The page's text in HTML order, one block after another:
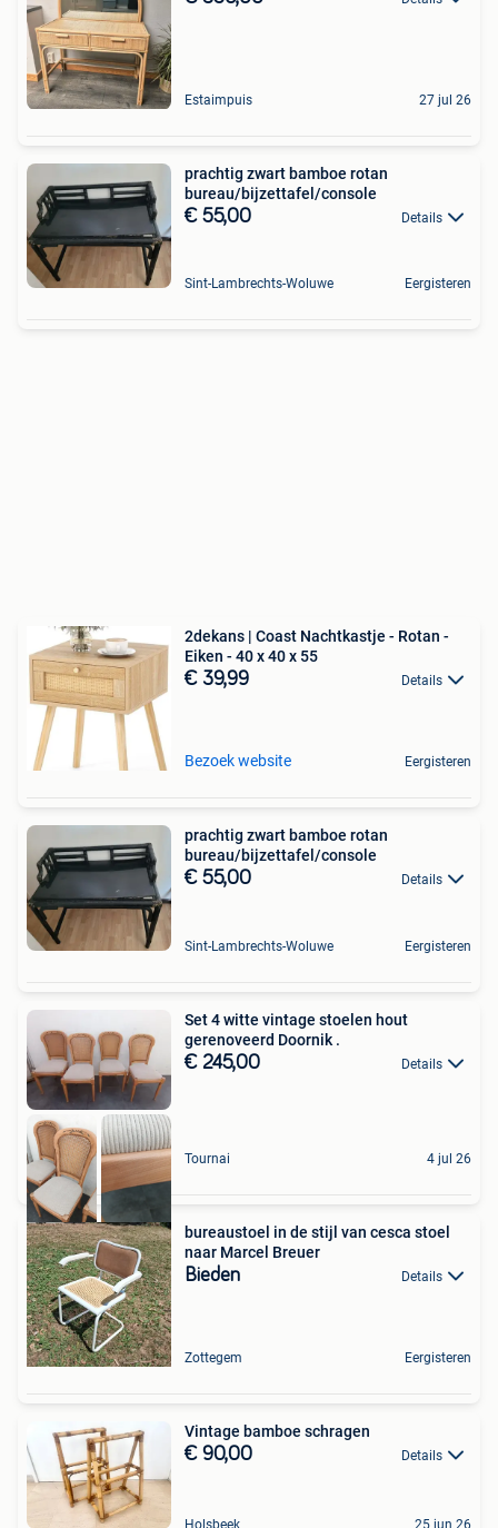
Estaimpuis 27 jul 26
prachtig zwart bamboe rotan
bureau/bijzettafel/console
€ 55,00 Details
Sint-Lambrechts-Woluwe Eergisteren
2dekans | Coast Nachtkastje - Rotan -
Eiken - 40 x 40 x 55
€ 39,99 Details
Bezoek website Eergisteren
prachtig zwart bamboe rotan
bureau/bijzettafel/console
€ 55,00 Details
Sint-Lambrechts-Woluwe Eergisteren
Set 4 witte vintage stoelen hout
gerenoveerd Doornik .
€ 245,00 Details
Tournai 4 jul 26
bureaustoel in de stijl van cesca stoel
naar Marcel Breuer
Bieden Details
Zottegem Eergisteren
Vintage bamboe schragen
€ 90,00 Details
Holsbeek 25 jun 26